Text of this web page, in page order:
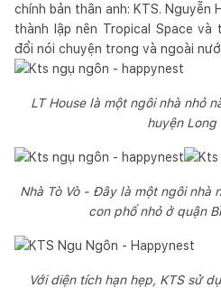
chính bản thân anh: KTS. Nguyễn
thành lập nên Tropical Space
đổi nói chuyện trong và ngoài
LT House là một ngôi nhà nhỏ
huyện Long
Nhà Tò Vò - Đây là một ngôi nhà
con phố nhỏ ở quận
Với diện tích hạn hẹp, KTS sử